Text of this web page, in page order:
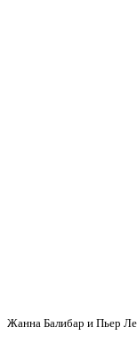
Жанна Балибар и Пьер